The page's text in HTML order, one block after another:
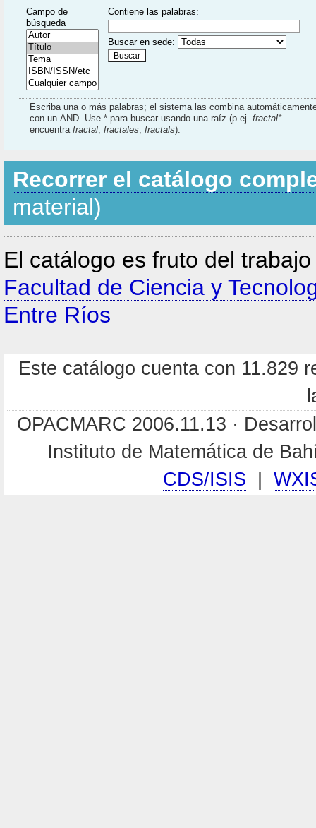
Campo de
búsqueda
Contiene laspalabras:
Buscar en sede:
Escriba una o más palabras; el sistema las combina
con un AND. Use * para buscar usando una raíz (p.ej.fractal*
encuentrafractal,fractales,fractals).
Recorrer el catálogo
material)
El catálogo es fruto del
Facultad de Ciencia y
Entre Ríos
Este catálogo cuenta con 11.829
OPACMARC 2006.11.13 ·
Instituto de Matemática de
CDS/ISIS